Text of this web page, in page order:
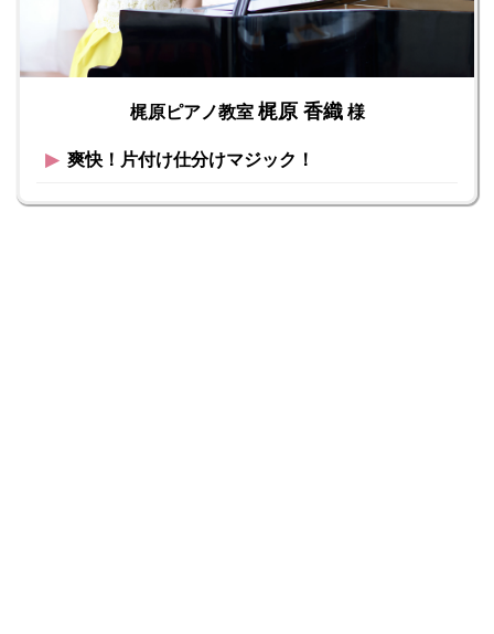
梶原ピアノ教室梶原 香織様
▶︎ 爽快！片付け仕分けマジック！